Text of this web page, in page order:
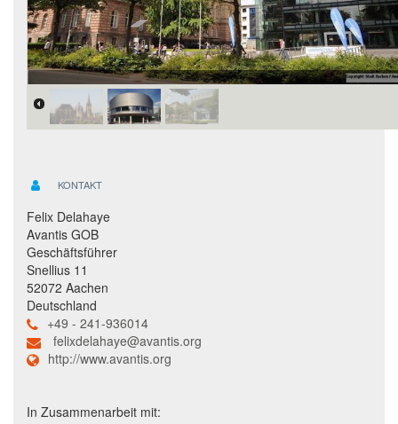
KONTAKT
Felix Delahaye
Avantis GOB
Geschäftsführer
Snellius 11
52072 Aachen
Deutschland
+49 - 241-936014
felixdelahaye@avantis.org
http://www.avantis.org
In Zusammenarbeit mit: